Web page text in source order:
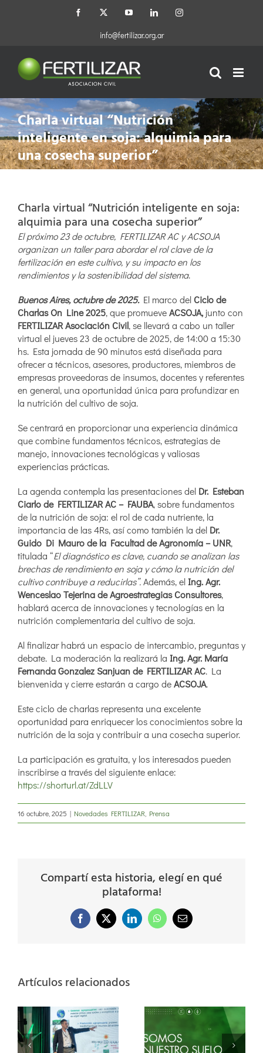
Facebook
X YouTubeLinkedInInstagram
info@fertilizar.org.ar
Charla virtual “Nutrición
inteligente en soja: alquimia para
una cosecha superior”
Charla virtual “Nutrición inteligente en soja:
alquimia para una cosecha superior”
El próximo 23 de octubre, FERTILIZAR AC y ACSOJA
organizan un taller para abordar el rol clave de la
fertilización en este cultivo, y su impacto en los
rendimientos y la sostenibilidad del sistema.
Buenos Aires, octubre de 2025.El marco del Ciclo de
Charlas On Line 2025, que promueveACSOJA,junto con
FERTILIZAR Asociación Civil, se llevará a cabo un taller
virtual el jueves 23 de octubre de 2025, de 14:00 a 15:30
hs. Esta jornada de 90 minutos está diseñada para
ofrecer a técnicos, asesores, productores, miembros de
empresas proveedoras de insumos, docentes y referentes
en general, una oportunidad única para profundizar en
la nutrición del cultivo de soja.
Se centrará en proporcionar una experiencia dinámica
que combine fundamentos técnicos, estrategias de
manejo, innovaciones tecnológicas y valiosas
experiencias prácticas.
La agenda contempla las presentaciones del Dr. Esteban
Ciarlo de FERTILIZAR AC – FAUBA, sobre fundamentos
de la nutrición de soja: el rol de cada nutriente, la
importancia de las 4Rs, así como también la del Dr.
Guido Di Mauro de la Facultad de Agronomía – UNR,
titulada “El diagnóstico es clave, cuando se analizan las
brechas de rendimiento en soja y cómo la nutrición del
cultivo contribuye a reducirlas”.Además, elIng. Agr.
Wenceslao Tejerina de Agroestrategias Consultores,
hablará acerca de innovaciones y tecnologías en la
nutrición complementaria del cultivo de soja.
Al finalizar habrá un espacio de intercambio, preguntas y
debate. La moderación la realizará la Ing. Agr. María
Fernanda Gonzalez Sanjuan de FERTILIZAR AC. La
bienvenida y cierre estarán a cargo deACSOJA.
Este ciclo de charlas representa una excelente
oportunidad para enriquecer los conocimientos sobre la
nutrición de la soja y contribuir a una cosecha superior.
La participación es gratuita, y los interesados pueden
inscribirse a través del siguiente enlace:
https://shorturl.at/ZdLLV
16 octubre, 2025 | Novedades FERTILIZAR, Prensa
Compartí esta historia, elegí en qué
plataforma!
Facebook
X LinkedInWhatsAppCorreo
electrónico
Artículos relacionados
AC
en
2026
Nutrición de la
especialistas